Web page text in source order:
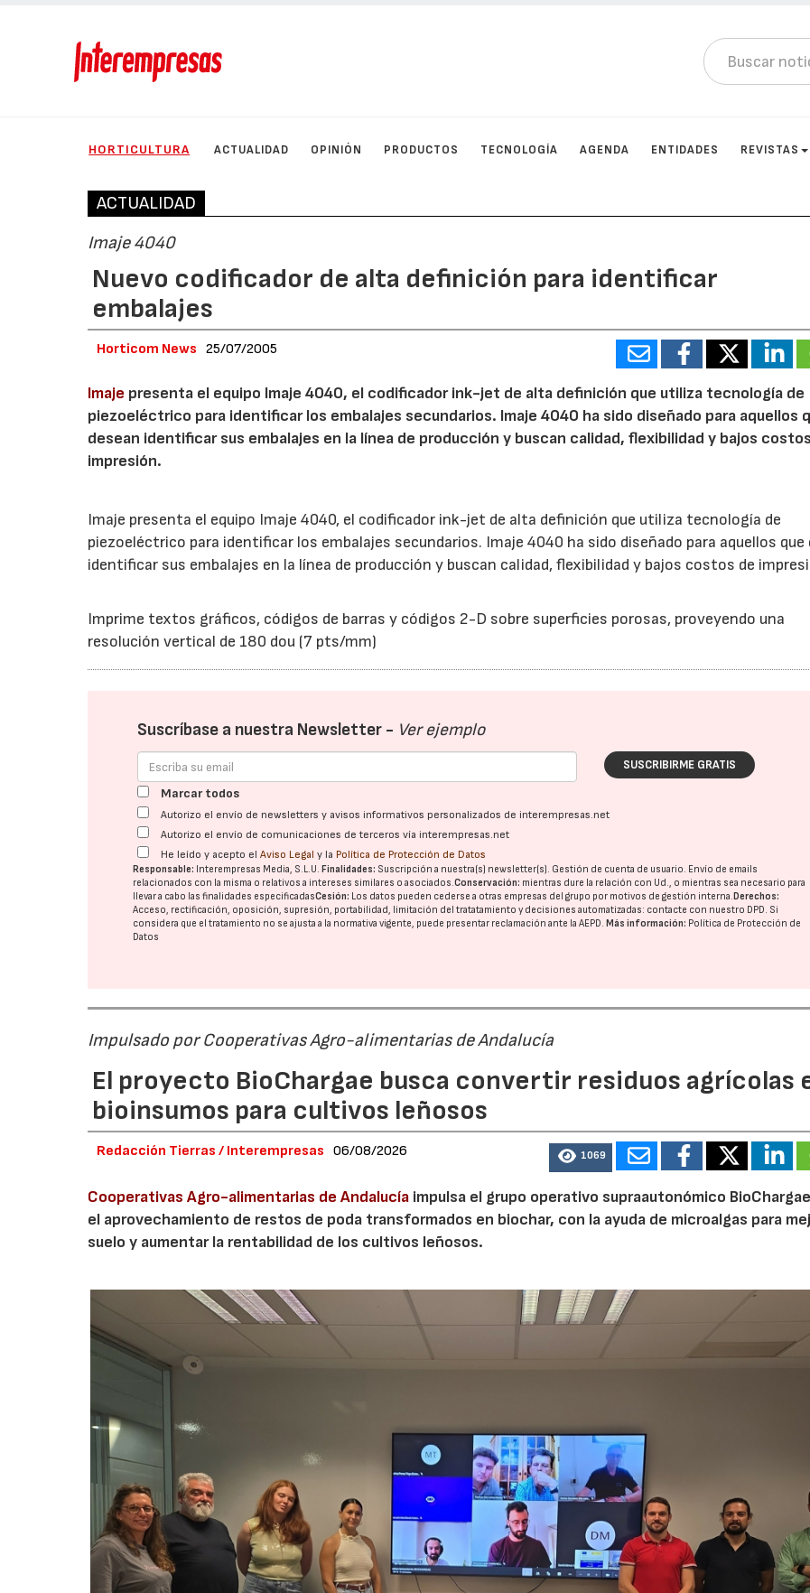
HORTICULTURA ACTUALIDAD OPINIÓN PRODUCTOS TECNOLOGÍA AGENDA ENTIDADES REVISTAS
ACTUALIDAD
Imaje 4040
Nuevo codificador de alta definición para identificar
embalajes
Horticom News 25/07/2005
Imaje presenta el equipo Imaje 4040, el codificador ink-jet de alta definición que utiliza tecnología de
piezoeléctrico para identificar los embalajes secundarios. Imaje 4040 ha sido diseñado para aquellos
desean identificar sus embalajes en la línea de producción y buscan calidad, flexibilidad y bajos
impresión.
Imaje presenta el equipo Imaje 4040, el codificador ink-jet de alta definición que utiliza tecnología de
piezoeléctrico para identificar los embalajes secundarios. Imaje 4040 ha sido diseñado para aquellos que
identificar sus embalajes en la línea de producción y buscan calidad, flexibilidad y bajos costos de
Imprime textos gráficos, códigos de barras y códigos 2-D sobre superficies porosas, proveyendo una
resolución vertical de 180 dou (7 pts/mm)
Suscríbase a nuestra Newsletter - Ver ejemplo
SUSCRIBIRME GRATIS
Marcar todos
Autorizo el envío de newsletters y avisos informativos personalizados de interempresas.net
Autorizo el envío de comunicaciones de terceros vía interempresas.net
He leído y acepto elAviso Legal y la Política de Protección de Datos
Responsable: Interempresas Media, S.L.U. Finalidades: Suscripción a nuestra(s) newsletter(s). Gestión de cuenta de usuario. Envío de emails
relacionados con la misma o relativos a intereses similares o asociados.Conservación: mientras dure la relación con Ud., o mientras sea necesario para
llevar a cabo las finalidades especificadasCesión: Los datos pueden cederse a otras empresas del grupo por motivos de gestión interna. Derechos:
Acceso, rectificación, oposición, supresión, portabilidad, limitación del tratatamiento y decisiones automatizadas: contacte con nuestro DPD. Si
considera que el tratamiento no se ajusta a la normativa vigente, puede presentar reclamación ante laAEPD. Más información: Política de Protección de
Datos
Impulsado por Cooperativas Agro-alimentarias de Andalucía
El proyecto BioChargae busca convertir residuos agrícolas
bioinsumos para cultivos leñosos
Redacción Tierras / Interempresas 06/08/2026 1069
Cooperativas Agro-alimentarias de Andalucía impulsa el grupo operativo supraautonómico
el aprovechamiento de restos de poda transformados en biochar, con la ayuda de microalgas para
suelo y aumentar la rentabilidad de los cultivos leñosos.
23/07/2026